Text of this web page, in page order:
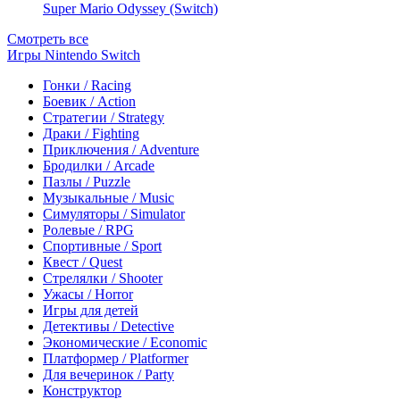
Super Mario Odyssey (Switch)
Смотреть все
Игры Nintendo Switch
Гонки / Racing
Боевик / Action
Стратегии / Strategy
Драки / Fighting
Приключения / Adventure
Бродилки / Arcade
Пазлы / Puzzle
Музыкальные / Music
Симуляторы / Simulator
Ролевые / RPG
Спортивные / Sport
Квест / Quest
Стрелялки / Shooter
Ужасы / Horror
Игры для детей
Детективы / Detective
Экономические / Economic
Платформер / Platformer
Для вечеринок / Party
Конструктор